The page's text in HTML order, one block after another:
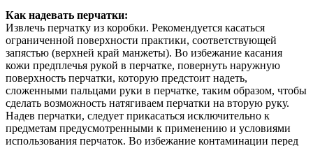
Как надевать перчатки:
Извлечь перчатку из коробки. Рекомендуется касаться
ограниченной поверхности практики, соответствующей
запястью (верхней край манжеты). Во избежание касания
кожи предплечья рукой в перчатке, повернуть наружную
поверхность перчатки, которую предстоит надеть,
сложенными пальцами руки в перчатке, таким образом, чтобы
сделать возможность натягиваем перчатки на вторую руку.
Надев перчатки, следует прикасаться исключительно к
предметам предусмотренными к применению и условиями
использования перчаток. Во избежание контаминации перед